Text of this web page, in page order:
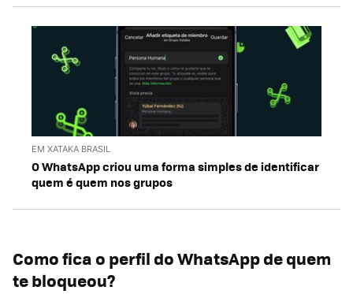
EM XATAKA BRASIL
O WhatsApp criou uma forma simples de identificar
quem é quem nos grupos
Como fica o perfil do WhatsApp de quem
te bloqueou?